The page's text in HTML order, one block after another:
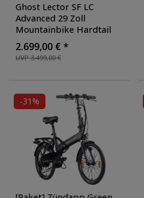
Ghost Lector SF LC
Advanced 29 Zoll
Mountainbike Hardtail
MTB Fahrrad 29"
Mountain Bike
cherry/red
UVP 3.499,00 €
2.699,00 € *
-31%